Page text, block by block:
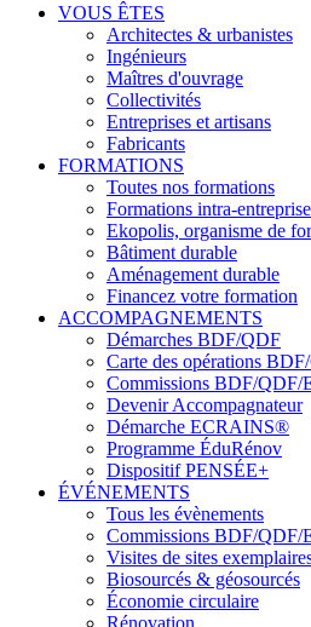
VOUS ÊTES
Architectes & urbanistes
Ingénieurs
Maîtres d'ouvrage
Collectivités
Entreprises et artisans
Fabricants
FORMATIONS
Toutes nos formations
Formations intra-entreprise
Ekopolis, organisme de
Bâtiment durable
Aménagement durable
Financez votre formation
ACCOMPAGNEMENTS
Démarches BDF/QDF
Carte des opérations
Commissions BDF/
Devenir Accompagnateur
Démarche ECRAINS®
Programme ÉduRénov
Dispositif PENSÉE+
ÉVÉNEMENTS
Tous les évènements
Commissions BDF/
Visites de sites
Biosourcés & géosourcés
Économie circulaire
Rénovation